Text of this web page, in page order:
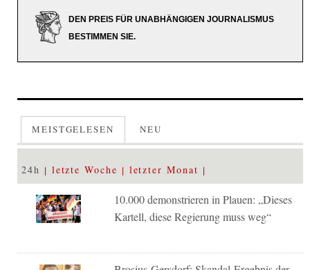
DEN PREIS FÜR UNABHÄNGIGEN JOURNALISMUS
BESTIMMEN SIE.
MEISTGELESEN NEU
24h letzte Woche letzter Monat
10.000 demonstrieren in Plauen: „Dieses
Kartell, diese Regierung muss weg“